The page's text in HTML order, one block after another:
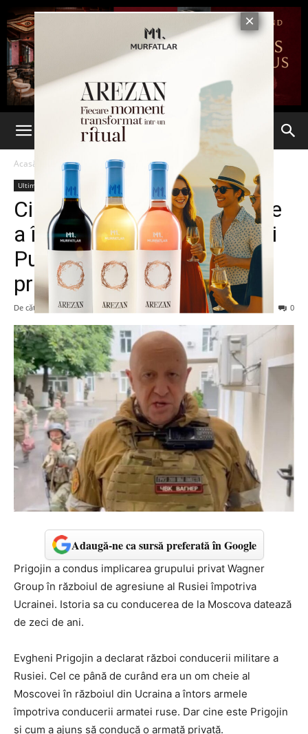
Acasă Ultima oră
Ultima oră
Cine este Prigojin, omul care
a întors armele împotriva lui
Putin? Conduce o armată
privată
De către Eva MIRON 24 iunie 2023 0
Adaugă-ne ca sursă preferată în Google
Prigojin a condus implicarea grupului privat Wagner
Group în războiul de agresiune al Rusiei împotriva
Ucrainei. Istoria sa cu conducerea de la Moscova datează
de zeci de ani.
Evgheni Prigojin a declarat război conducerii militare a
Rusiei. Cel ce până de curând era un om cheie al
Moscovei în războiul din Ucraina a întors armele
împotriva conducerii armatei ruse. Dar cine este Prigojin
şi cum a ajuns să conducă o armată privată.